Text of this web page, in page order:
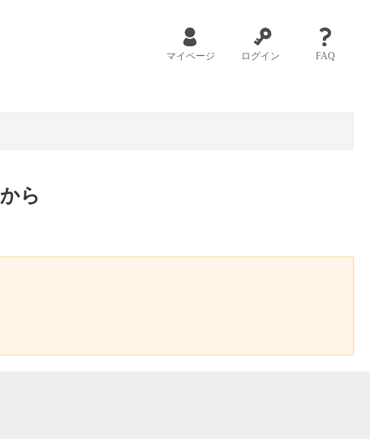
マイページ ログイン FAQ
から